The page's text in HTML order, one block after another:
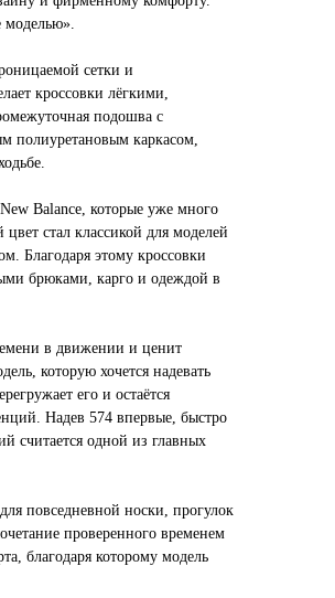
моделью».
сетки и
кроссовки лёгкими,
подошва с
полиуретановым каркасом,
Balance, которые уже много
стал классикой для моделей
Благодаря этому кроссовки
брюками, карго и одеждой в
в движении и ценит
которую хочется надевать
его и остаётся
Надев 574 впервые, быстро
считается одной из главных
повседневной носки, прогулок
проверенного временем
благодаря которому модель